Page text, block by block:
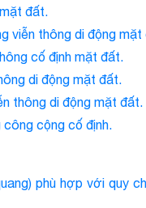
đất.
viễn thông di động mặt
cố định mặt đất.
di động mặt đất.
thông di động mặt đất.
cộng cố định.
phù hợp với quy